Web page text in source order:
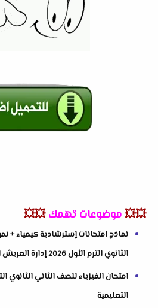
💥💥موضوعات تهمك 💥💥
نماذج امتحانات إسترشادية كيمياء +
الثانوي الترم الأول 2026 إدارة العريش التعليمية
التعليمية